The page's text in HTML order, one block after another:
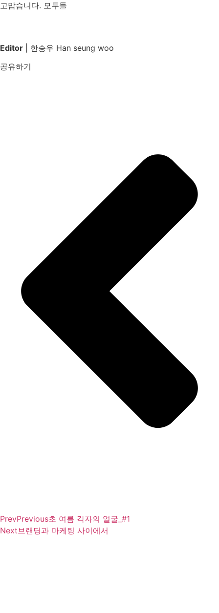
고맙습니다. 모두들
Editor | 한승우 Han seung woo
공유하기
PrevPrevious초 여름 각자의 얼굴_#1
Next 브랜딩과 마케팅 사이에서